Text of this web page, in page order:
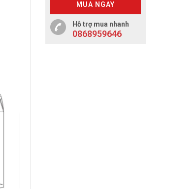
MUA NGAY
Hỗ trợ mua nhanh
0868959646